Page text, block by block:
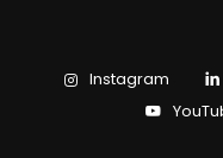
Instagram